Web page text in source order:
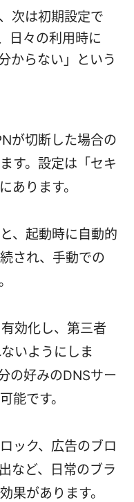
次は初期設定で
日々の利用時に
からない」という
が切断した場合の
す。設定は「セキ
あります。
、起動時に自動的
され、手動での
効化し、第三者
いようにしま
の好みのDNSサー
能です。
ック、広告のブロ
など、日常のブラ
果があります。